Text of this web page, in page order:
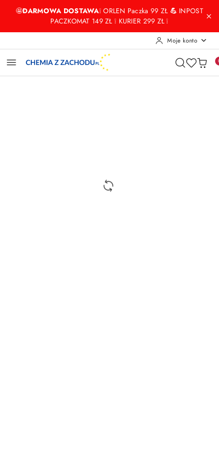
Przejdź do treści głównej
Przejdź do wyszukiwarki
Przejdź do moje konto
Przejdź do menu głównego
Przejdź do opisu produktu
Przejdź do stopki
🤩DARMOWA DOSTAWA❕ ORLEN Paczka 99 ZŁ💪 INPOST
PACZKOMAT 149 ZŁ ❕ KURIER 299 ZŁ ❕
Moje konto